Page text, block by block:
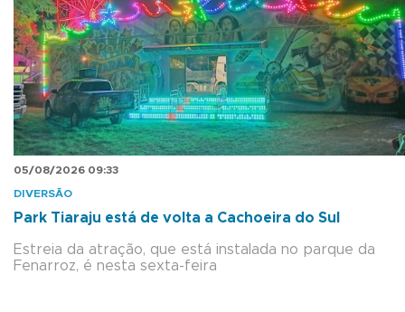
05/08/2026 09:33
DIVERSÃO
Park Tiaraju está de volta a Cachoeira do Sul
Estreia da atração, que está instalada no parque da
Fenarroz, é nesta sexta-feira